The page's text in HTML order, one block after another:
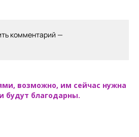
комментарий —
возможно, им сейчас нужна
будут благодарны.